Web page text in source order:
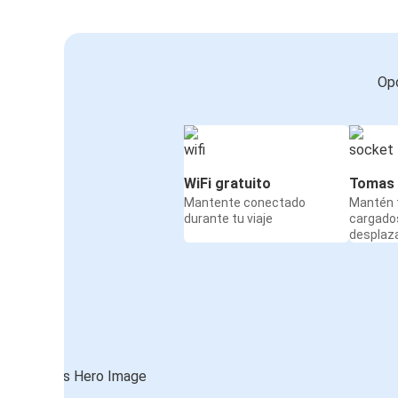
WiFi gratuito
Mantente conectado
durante tu viaje
Mantén